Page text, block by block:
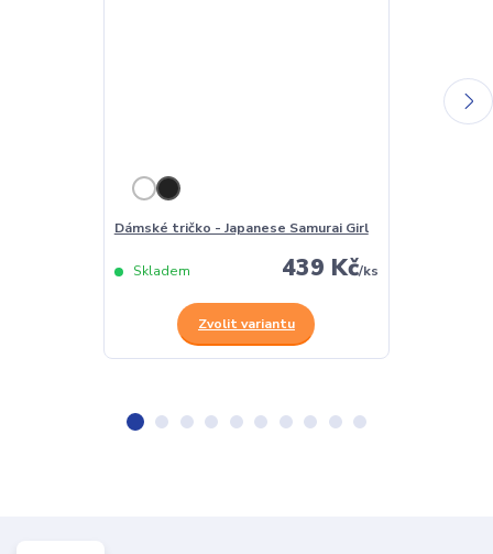
Dámské tričko - Japanese Samurai Girl
439 Kč/ks
Skladem
Zvolit variantu